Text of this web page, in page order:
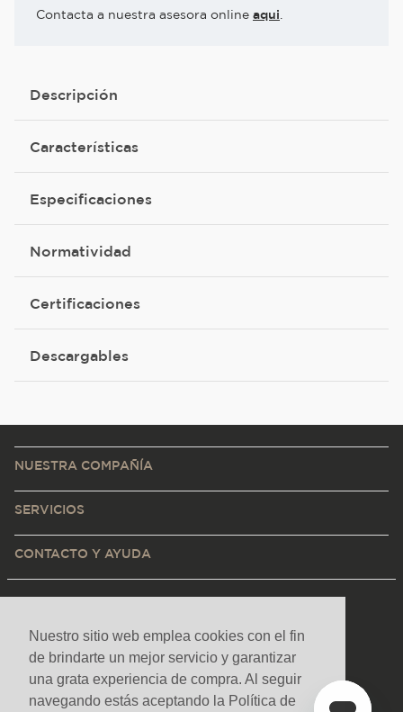
Nuestro sitio web emplea cookies con el fin
de brindarte un mejor servicio y garantizar
una grata experiencia de compra. Al seguir
navegando estás aceptando la Política de
Contacta a nuestra asesora online aqui
Descripción
Características
Especificaciones
Normatividad
Certificaciones
Descargables
NUESTRA COMPAÑÍA
SERVICIOS
CONTACTO Y AYUDA